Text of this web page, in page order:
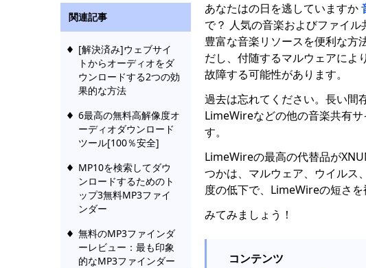
あなたはの日を逃していますか
で？ 人気の音楽およびファイル
豊富な音楽リソースを便利な方
だし、付随するマルウェアによ
故障する可能性があります。
過去は忘れてください。長い間
LimeWireなどの他の音楽共有
す。
LimeWireの最高の代替品が
つかは、マルウェア、ウイルス
度の低下で、LimeWireの短さを
みてみましょう！
コンテンツ
関連記事
[解決済み]ウェブサイ
トからオーディオをダ
ウンロードする2つの効
果的な方法
6最高の無料高解像度オ
ーディオダウンロード
ツール[100％安全]
MP10を検索してダウ
ンロードするためのト
ップ3無料MP3ファイ
ンダー
無料のMP3ファインダ
ーレビュー：最も印象
的なMP3ファインダー